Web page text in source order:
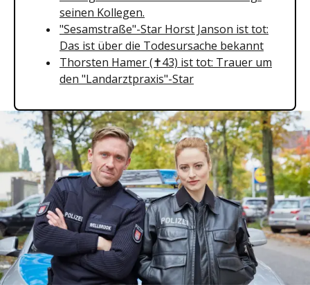
seinen Kollegen.
"Sesamstraße"-Star Horst Janson ist tot:
Das ist über die Todesursache bekannt
Thorsten Hamer (✝43) ist tot: Trauer um
den "Landarztpraxis"-Star